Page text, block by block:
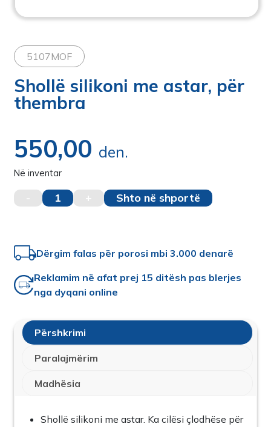
5107MOF
Shollë silikoni me astar, për
thembra
550,00 den.
Në inventar
- 1 + Shto në shportë
Dërgim falas për porosi mbi 3.000 denarë
Reklamim në afat prej 15 ditësh pas blerjes
nga dyqani online
Përshkrimi
Paralajmërim
Madhësia
Shollë silikoni me astar. Ka cilësi çlodhëse për